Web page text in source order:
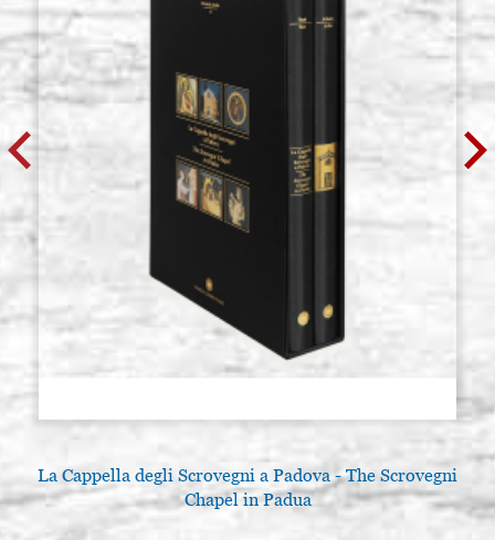
La Cappella degli Scrovegni a Padova - The Scrovegni
Chapel in Padua